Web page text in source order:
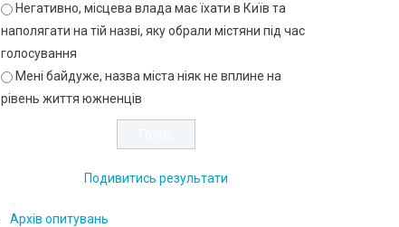
Негативно, місцева влада має їхати в Київ та
наполягати на тій назві, яку обрали містяни під час
голосування
Мені байдуже, назва міста ніяк не вплине на
рівень життя южненців
Подивитись результати
Архів опитувань